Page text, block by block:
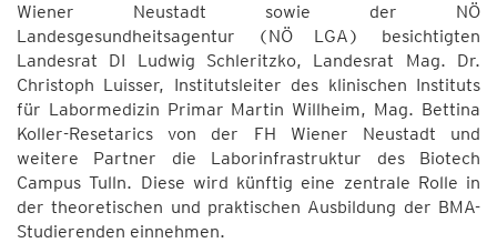
Wiener Neustadt sowie der NÖ
Landesgesundheitsagentur (NÖ LGA) besichtigten
Landesrat DI Ludwig Schleritzko, Landesrat Mag. Dr.
Christoph Luisser, Institutsleiter des klinischen Instituts
für Labormedizin Primar Martin Willheim, Mag. Bettina
Koller-Resetarics von der FH Wiener Neustadt und
weitere Partner die Laborinfrastruktur des Biotech
Campus Tulln. Diese wird künftig eine zentrale Rolle in
der theoretischen und praktischen Ausbildung der BMA-
Studierenden einnehmen.